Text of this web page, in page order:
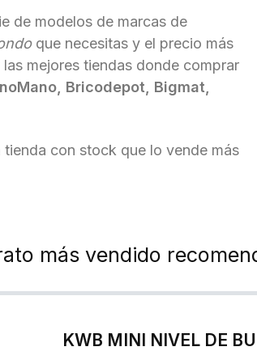
de modelos de marcas de
que necesitas y el precio más
mejores tiendas donde comprar
Bricodepot, Bigmat,
con stock que lo vende más
más vendido
KWB MINI NIVEL DE